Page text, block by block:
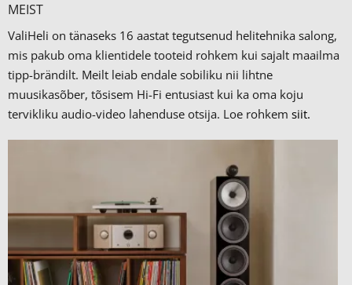
MEIST
ValiHeli on tänaseks 16 aastat tegutsenud helitehnika salong,
mis pakub oma klientidele tooteid rohkem kui sajalt maailma
tipp-brändilt. Meilt leiab endale sobiliku nii lihtne
muusikasõber, tõsisem Hi-Fi entusiast kui ka oma koju
tervikliku audio-video lahenduse otsija. Loe rohkem siit.